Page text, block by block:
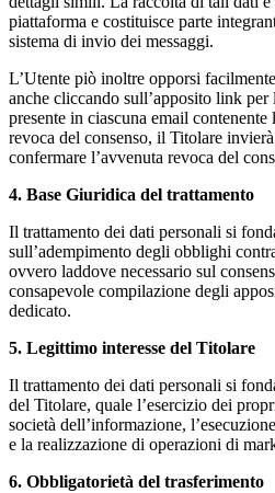
piattaforma e costituisce parte
sistema di invio dei messaggi.
L’Utente piò inoltre opporsi
anche cliccando sull’apposito link per
presente in ciascuna email
revoca del consenso, il Titolare
confermare l’avvenuta revoca del
4. Base Giuridica del trattamento
Il trattamento dei dati personali si
sull’adempimento degli obblighi
ovvero laddove necessario sul
consapevole compilazione degli
dedicato.
5. Legittimo interesse del Titolare
Il trattamento dei dati personali si
del Titolare, quale l’esercizio dei
società dell’informazione,
e la realizzazione di operazioni di
6. Obbligatorietà del trasferimento